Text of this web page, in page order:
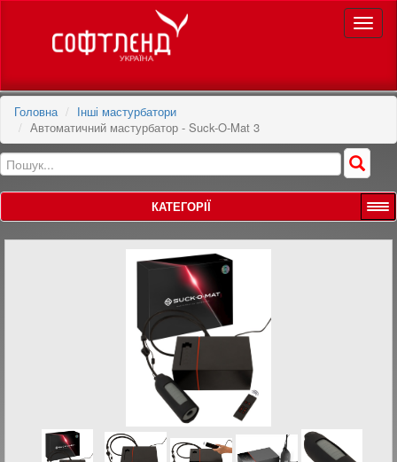
Toggle
Головна
Інші мастурбатори
Автоматичний мастурбатор - Suck-O-Mat 3
КАТЕГОРІЇ